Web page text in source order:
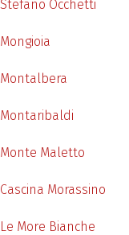
Stefano Occhetti
Mongioia
Montalbera
Montaribaldi
Monte Maletto
Cascina Morassino
Le More Bianche